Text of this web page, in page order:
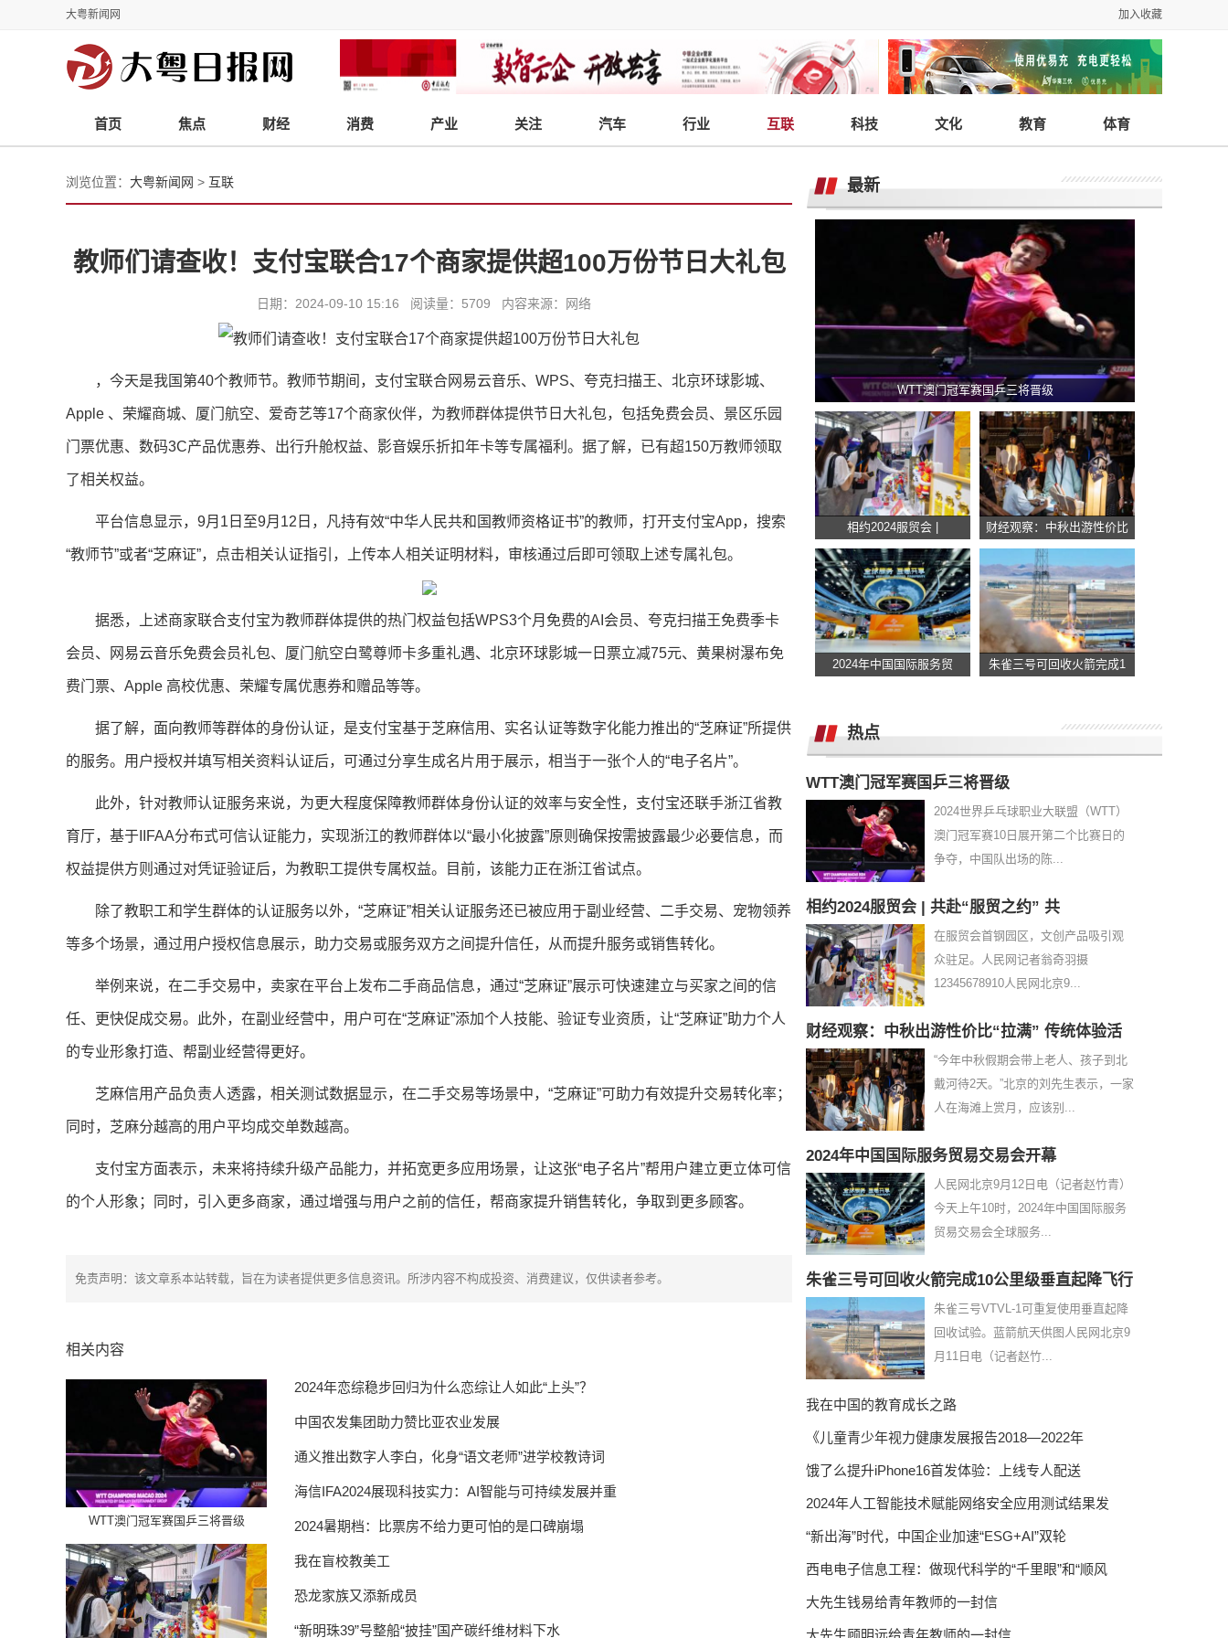
大粤新闻网 加入收藏
首页 焦点 财经 消费 产业 关注 汽车 行业 互联 科技 文化 教育 体育
浏览位置： 大粤新闻网 > 互联
教师们请查收！支付宝联合17个商家提供超100万份节日大礼包
日期：2024-09-10 15:16 阅读量：5709 内容来源：网络
，今天是我国第40个教师节。教师节期间，支付宝联合网易云音乐、WPS、夸克扫描王、北京环球影城、
Apple 、荣耀商城、厦门航空、爱奇艺等17个商家伙伴，为教师群体提供节日大礼包，包括免费会员、景区乐园
门票优惠、数码3C产品优惠券、出行升舱权益、影音娱乐折扣年卡等专属福利。据了解，已有超150万教师领取
了相关权益。
平台信息显示，9月1日至9月12日，凡持有效“中华人民共和国教师资格证书”的教师，打开支付宝App，搜索
“教师节”或者“芝麻证”，点击相关认证指引，上传本人相关证明材料，审核通过后即可领取上述专属礼包。
据悉，上述商家联合支付宝为教师群体提供的热门权益包括WPS3个月免费的AI会员、夸克扫描王免费季卡
会员、网易云音乐免费会员礼包、厦门航空白鹭尊师卡多重礼遇、北京环球影城一日票立减75元、黄果树瀑布免
费门票、Apple 高校优惠、荣耀专属优惠券和赠品等等。
据了解，面向教师等群体的身份认证，是支付宝基于芝麻信用、实名认证等数字化能力推出的“芝麻证”所提供
的服务。用户授权并填写相关资料认证后，可通过分享生成名片用于展示，相当于一张个人的“电子名片”。
此外，针对教师认证服务来说，为更大程度保障教师群体身份认证的效率与安全性，支付宝还联手浙江省教
育厅，基于IIFAA分布式可信认证能力，实现浙江的教师群体以“最小化披露”原则确保按需披露最少必要信息，而
权益提供方则通过对凭证验证后，为教职工提供专属权益。目前，该能力正在浙江省试点。
除了教职工和学生群体的认证服务以外，“芝麻证”相关认证服务还已被应用于副业经营、二手交易、宠物领养
等多个场景，通过用户授权信息展示，助力交易或服务双方之间提升信任，从而提升服务或销售转化。
举例来说，在二手交易中，卖家在平台上发布二手商品信息，通过“芝麻证”展示可快速建立与买家之间的信
任、更快促成交易。此外，在副业经营中，用户可在“芝麻证”添加个人技能、验证专业资质，让“芝麻证”助力个人
的专业形象打造、帮副业经营得更好。
芝麻信用产品负责人透露，相关测试数据显示，在二手交易等场景中，“芝麻证”可助力有效提升交易转化率；
同时，芝麻分越高的用户平均成交单数越高。
支付宝方面表示，未来将持续升级产品能力，并拓宽更多应用场景，让这张“电子名片”帮用户建立更立体可信
的个人形象；同时，引入更多商家，通过增强与用户之前的信任，帮商家提升销售转化，争取到更多顾客。
免责声明：该文章系本站转载，旨在为读者提供更多信息资讯。所涉内容不构成投资、消费建议，仅供读者参考。
相关内容
WTT澳门冠军赛国乒三将晋级
2024年恋综稳步回归为什么恋综让人如此“上头”？
中国农发集团助力赞比亚农业发展
通义推出数字人李白，化身“语文老师”进学校教诗词
海信IFA2024展现科技实力：AI智能与可持续发展并重
2024暑期档：比票房不给力更可怕的是口碑崩塌
我在盲校教美工
恐龙家族又添新成员
“新明珠39”号整船“披挂”国产碳纤维材料下水
最新
WTT澳门冠军赛国乒三将晋级
相约2024服贸会 | 财经观察：中秋出游性价比
2024年中国国际服务贸 朱雀三号可回收火箭完成1
热点
WTT澳门冠军赛国乒三将晋级
2024世界乒乓球职业大联盟（WTT）
澳门冠军赛10日展开第二个比赛日的
争夺，中国队出场的陈...
相约2024服贸会 | 共赴“服贸之约” 共
在服贸会首钢园区，文创产品吸引观
众驻足。人民网记者翁奇羽摄
12345678910人民网北京9...
财经观察：中秋出游性价比“拉满” 传统体验活
“今年中秋假期会带上老人、孩子到北
戴河待2天。”北京的刘先生表示，一家
人在海滩上赏月，应该别...
2024年中国国际服务贸易交易会开幕
人民网北京9月12日电（记者赵竹青）
今天上午10时，2024年中国国际服务
贸易交易会全球服务...
朱雀三号可回收火箭完成10公里级垂直起降飞行
朱雀三号VTVL-1可重复使用垂直起降
回收试验。蓝箭航天供图人民网北京9
月11日电（记者赵竹...
我在中国的教育成长之路
《儿童青少年视力健康发展报告2018—2022年
饿了么提升iPhone16首发体验：上线专人配送
2024年人工智能技术赋能网络安全应用测试结果发
“新出海”时代，中国企业加速“ESG+AI”双轮
西电电子信息工程：做现代科学的“千里眼”和“顺风
大先生钱易给青年教师的一封信
大先生顾明远给青年教师的一封信